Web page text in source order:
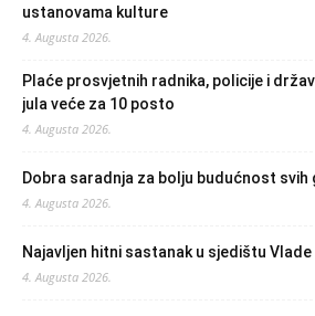
ustanovama kulture
4. Augusta 2026.
Plaće prosvjetnih radnika, policije i
jula veće za 10 posto
4. Augusta 2026.
Dobra saradnja za bolju budućnost svih
4. Augusta 2026.
Najavljen hitni sastanak u sjedištu Vlade
4. Augusta 2026.